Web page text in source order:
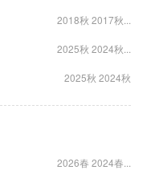
2018秋 2017秋...
2025秋 2024秋...
2025秋 2024秋
2026春 2024春...